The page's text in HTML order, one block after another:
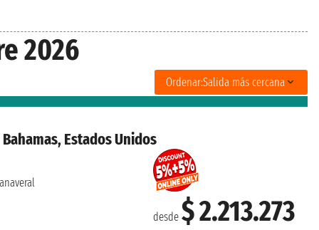
2026
Ordenar:Salida más cercana
Estados Unidos
desde$ 2.213.273